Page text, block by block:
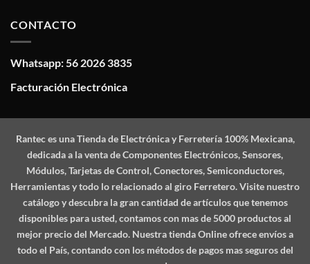
CONTACTO
Whatsapp: 56 2026 3835
Facturación Electrónica
Ranteces una Tienda de Electrónica y Ferretería 100% Mexicana,
dedicada a la venta de Componentes Electrónicos, Sensores,
Módulos, Tarjetas de Control, Conectores, Semiconductores,
Herramientas y todo lo relacionado al giro Ferretero. Visite nuestro
catálogo y descubra la gran cantidad de artículos que tenemos
disponibles para usted, contamos con mas de 5000 productos al
mejor precio del Mercado. Nuestra tienda Online ofrece envíos a
todo el País, contando con los métodos de pagos mas seguros del